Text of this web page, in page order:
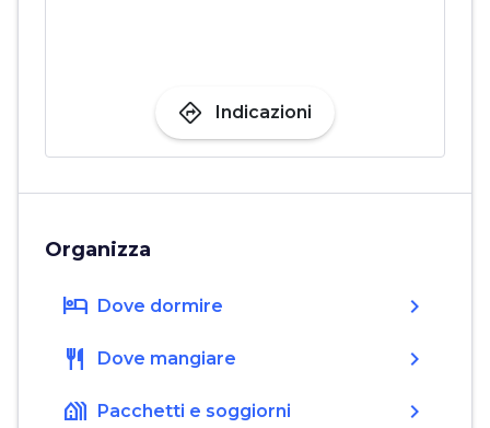
directions Indicazioni
Organizza
hotel Dove dormire chevron_right
restaurant Dove mangiare chevron_right
holiday_village Pacchetti e soggiorni chevron_right